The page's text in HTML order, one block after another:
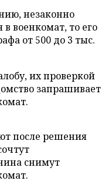
незаконно
военкомат, то его
от 500 до 3 тыс.
их проверкой
запрашивает
после решения
снимут